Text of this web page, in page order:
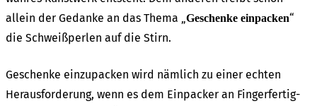
allein der Gedan­ke an das Thema „ Geschen­ke einpa­cken“
die Schweiß­per­len auf die Stirn.
Geschen­ke einzu­pa­cken wird nämlich zu einer echten
Heraus­for­de­rung, wenn es dem Einpa­cker an Finger­fer­tig­